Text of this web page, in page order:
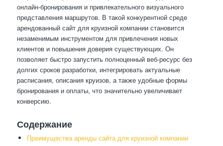
онлайн-бронирования и привлекательного визуального
представления маршрутов. В такой конкурентной среде
арендованный сайт для круизной компании становится
незаменимым инструментом для привлечения новых
клиентов и повышения доверия существующих. Он
позволяет быстро запустить полноценный веб-ресурс без
долгих сроков разработки, интегрировать актуальные
расписания, описания круизов, а также удобные формы
бронирования и оплаты, что значительно увеличивает
конверсию.
Содержание
Преимущества аренды сайта для круизной компании